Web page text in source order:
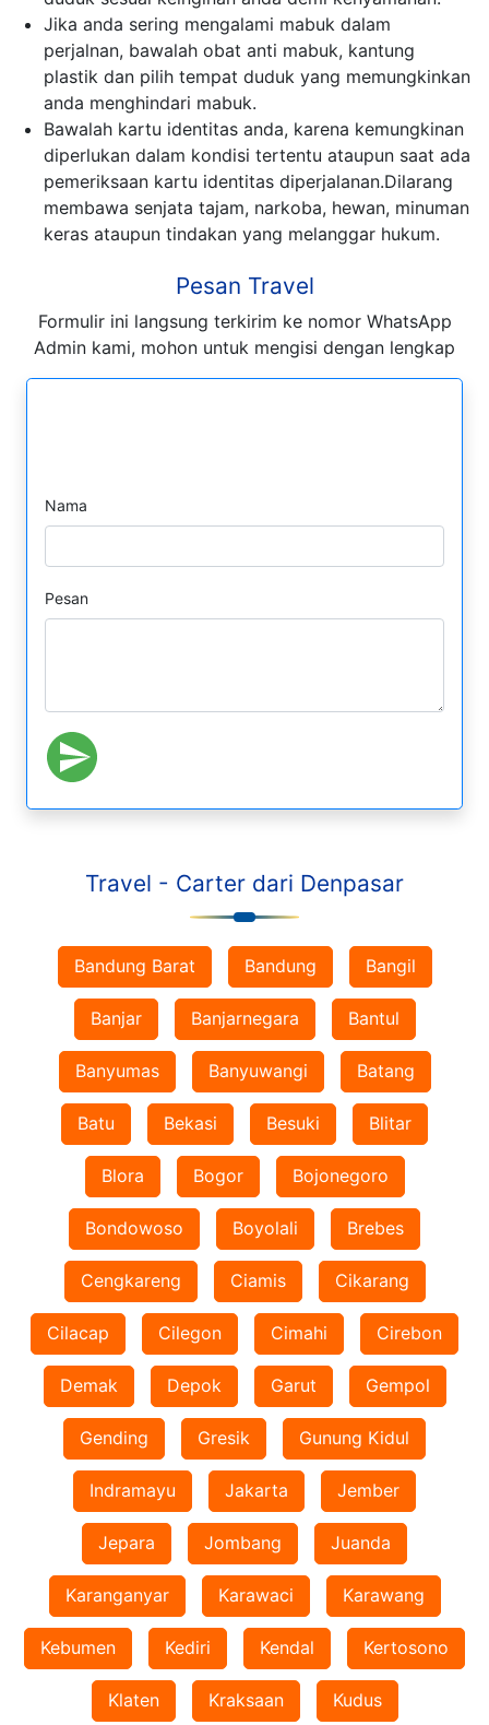
Jika anda sering mengalami mabuk dalam
perjalnan, bawalah obat anti mabuk, kantung
plastik dan pilih tempat duduk yang memungkinkan
anda menghindari mabuk.
Bawalah kartu identitas anda, karena kemungkinan
diperlukan dalam kondisi tertentu ataupun saat ada
pemeriksaan kartu identitas diperjalanan.Dilarang
membawa senjata tajam, narkoba, hewan, minuman
keras ataupun tindakan yang melanggar hukum.
Pesan Travel
Formulir ini langsung terkirim ke nomor WhatsApp
Admin kami, mohon untuk mengisi dengan lengkap
Nama
Pesan
Travel - Carter dari Denpasar
Bandung Barat Bandung Bangil
Banjar Banjarnegara Bantul
Banyumas Banyuwangi Batang
Batu Bekasi Besuki Blitar
Blora Bogor Bojonegoro
Bondowoso Boyolali Brebes
Cengkareng Ciamis Cikarang
Cilacap Cilegon Cimahi Cirebon
Demak Depok Garut Gempol
Gending Gresik Gunung Kidul
Indramayu Jakarta Jember
Jepara Jombang Juanda
Karanganyar Karawaci Karawang
Kebumen Kediri Kendal Kertosono
Klaten Kraksaan Kudus